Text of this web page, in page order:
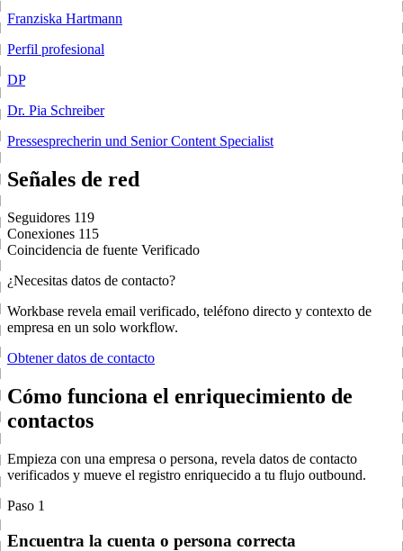
Franziska Hartmann
Perfil profesional
DP
Dr. Pia Schreiber
Pressesprecherin und Senior Content Specialist
Señales de red
Seguidores 119
Conexiones 115
Coincidencia de fuente Verificado
¿Necesitas datos de contacto?
Workbase revela email verificado, teléfono directo y contexto de
empresa en un solo workflow.
Obtener datos de contacto
Cómo funciona el enriquecimiento de
contactos
Empieza con una empresa o persona, revela datos de contacto
verificados y mueve el registro enriquecido a tu flujo outbound.
Paso 1
Encuentra la cuenta o persona correcta